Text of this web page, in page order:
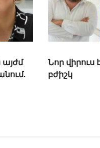
Նոր վիրուս
բժիշկ